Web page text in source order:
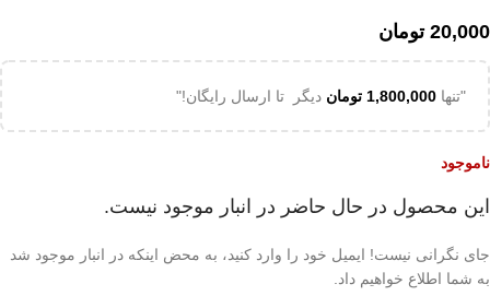
20,000 تومان
"تنها 1,800,000 تومان دیگر تا ارسال رایگان!"
ناموجود
این محصول در حال حاضر در انبار موجود نیست.
جای نگرانی نیست! ایمیل خود را وارد کنید، به محض اینکه در انبار موجود شد
به شما اطلاع خواهیم داد.